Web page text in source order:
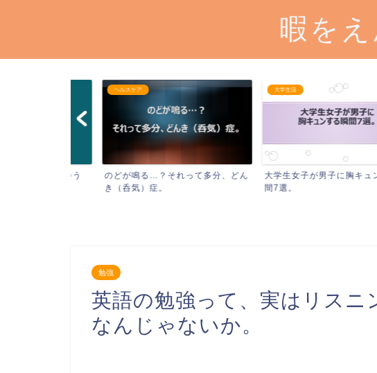
暇を
ヘルスケア
のどが鳴る…？それって多分、どん
き（呑気）症。
大学生女子が男子に胸キュンする瞬
間7選。
勉強
英語の勉強って、実はリスニ
なんじゃないか。